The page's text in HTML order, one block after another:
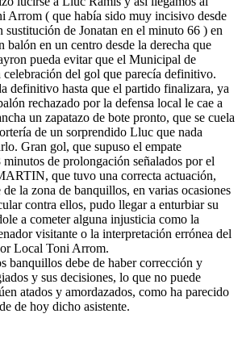
Arrom ( que había sido muy incisivo desde
sustitución de Jonatan en el minuto 66 ) en
balón en un centro desde la derecha que
pueda evitar que el Municipal de
celebración del gol que parecía definitivo.
definitivo hasta que el partido finalizara, ya
rechazado por la defensa local le cae a
un zapatazo de bote pronto, que se cuela
de un sorprendido Lluc que nada
Gran gol, que supuso el empate
de prolongación señalados por el
que tuvo una correcta actuación,
de la zona de banquillos, en varias ocasiones
contra ellos, pudo llegar a enturbiar su
a cometer alguna injusticia como la
visitante o la interpretación errónea del
Local Toni Arrom.
banquillos debe de haber corrección y
y sus decisiones, lo que no puede
atados y amordazados, como ha parecido
de hoy dicho asistente.